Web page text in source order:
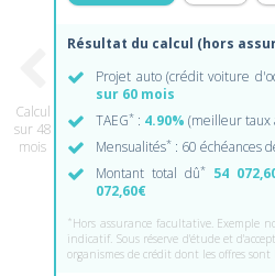
Calcul
sur 48
mois
Résultat du calcul (hors
Projet auto (crédit voiture
sur 60 mois
TAEG* : 4.90% (meilleur taux
Mensualités* : 60 échéances
Montant total dû* 54
072,60€
* Hors assurance facultative. Exemple
indicatif. Sous réserve d'étude et
organismes de crédit dont les offres